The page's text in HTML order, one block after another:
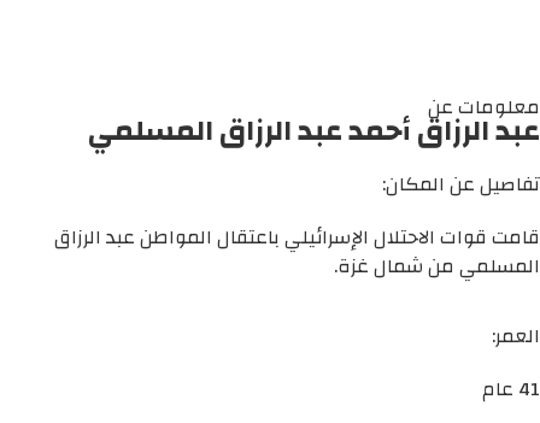
معلومات عن
عبد الرزاق أحمد عبد الرزاق المسلمي
تفاصيل عن المكان:
قامت قوات الاحتلال الإسرائيلي باعتقال المواطن عبد الرزاق
المسلمي من شمال غزة.
العمر:
41 عام